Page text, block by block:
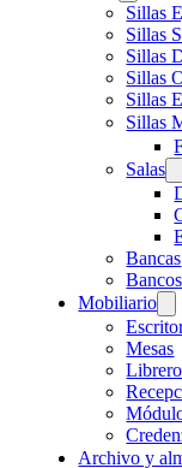
Sillas
Sillas
Sillas
Sillas
Sillas
Sillas
Salas
Bancas
Bancos
Mobiliario
Mesas
Archivo y